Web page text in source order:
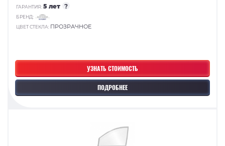
УЗНАТЬ СТОИМОСТЬ
ПОДРОБНЕЕ
ГАРАНТИЯ:5 лет ?
БРЕНД:
ЦВЕТ СТЕКЛА: ПРОЗРАЧНОЕ